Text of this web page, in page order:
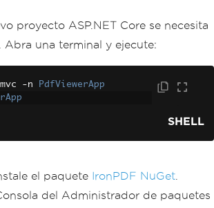
proyecto ASP.NET Core se necesita
Abra una terminal y ejecute:
-n
PdfViewerApp
SHELL
el paquete IronPDF NuGet
del Administrador de paquetes